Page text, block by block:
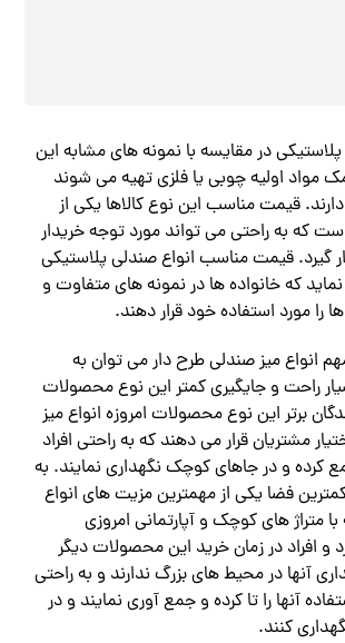
در مقایسه با نمونه های مشابه این
مواد اولیه چوبی یا فلزی تهیه می شوند
قیمت مناسب این نوع کالاها یکی از
که به راحتی می‌ تواند مورد توجه خریدار
گیرد. قیمت مناسب انواع صندلی پلاستیکی
که خانواده‌ ها در نمونه های متفاوت و
را مورد استفاده خود قرار دهند.
انواع میز صندلی طرح دار می توان به
راحت و جایگیری کمتر این نوع محصولات
برتر این نوع محصولات امروزه انواع میز
مشتریان قرار می دهند که به راحتی افراد
کرده و در جاهای کوچک نگهداری نمایند. به
فضا یکی از مهمترین مزیت های انواع
متراژ های کوچک و آپارتمانی امروزی
و افراد در زمان خرید این محصولات دیگر
آنها در محیط های بزرگ ندارند و به راحتی
آنها را تا کرده و جمع آوری نمایند و در
کنند.